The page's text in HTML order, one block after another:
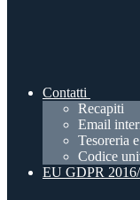
Contatti
Recapiti
Email
Tesoreria
Codice
EU GDPR